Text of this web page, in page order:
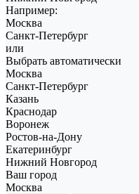
Например:
Москва
Санкт-Петербург
или
Выбрать автоматически
Москва
Санкт-Петербург
Казань
Краснодар
Воронеж
Ростов-на-Дону
Екатеринбург
Нижний Новгород
Ваш город
Москва